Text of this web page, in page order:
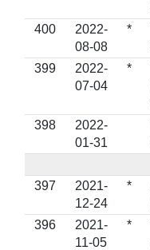
400
2022-
08-08
*
399
2022-
07-04
*
398
2022-
01-31
397
2021-
12-24
*
396
2021-
11-05
*